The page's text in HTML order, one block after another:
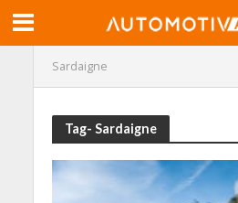
Sardaigne
Tag- Sardaigne